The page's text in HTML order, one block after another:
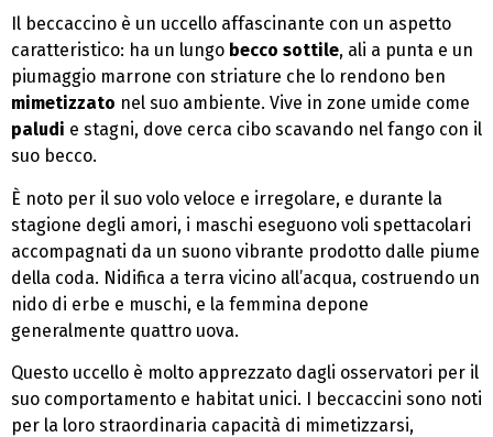
Il beccaccino è un uccello affascinante con un aspetto
caratteristico: ha un lungo becco sottile, ali a punta e un
piumaggio marrone con striature che lo rendono ben
mimetizzato nel suo ambiente. Vive in zone umide come
paludi e stagni, dove cerca cibo scavando nel fango con il
suo becco.
È noto per il suo volo veloce e irregolare, e durante la
stagione degli amori, i maschi eseguono voli spettacolari
accompagnati da un suono vibrante prodotto dalle piume
della coda. Nidifica a terra vicino all’acqua, costruendo un
nido di erbe e muschi, e la femmina depone
generalmente quattro uova.
Questo uccello è molto apprezzato dagli osservatori per il
suo comportamento e habitat unici. I beccaccini sono noti
per la loro straordinaria capacità di mimetizzarsi,